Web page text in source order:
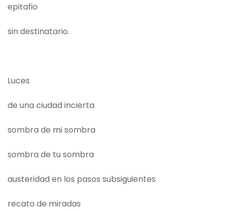
epitafio
sin destinatario.
Luces
de una ciudad incierta
sombra de mi sombra
sombra de tu sombra
austeridad en los pasos subsiguientes
recato de miradas